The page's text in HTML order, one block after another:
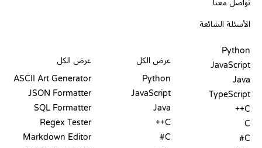
تواصل معنا
الأسئلة الشائعة
Python
JavaScript
Java
TypeScript
C++
C
C#
عرض الكل
Python
JavaScript
Java
C++
C#
عرض الكل
ASCII Art Generator
JSON Formatter
SQL Formatter
Regex Tester
Markdown Editor